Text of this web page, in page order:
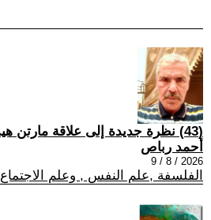
(43) نظرة جديدة إلى علاقة مارتن هيدغر بالنازية
أحمد رباص
2026 / 8 / 9
الفلسفة ,علم النفس , وعلم الاجتماع